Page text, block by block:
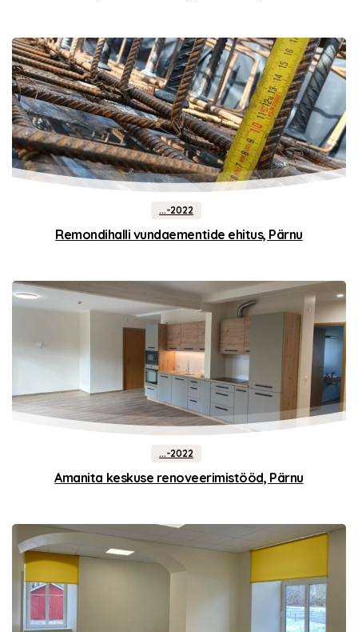
...-2022
Remondihalli vundaementide ehitus, Pärnu
...-2022
Amanita keskuse renoveerimistööd, Pärnu